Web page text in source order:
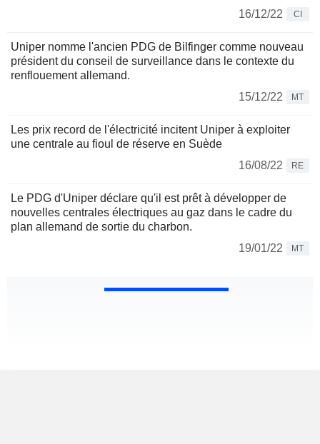
16/12/22
CI
Uniper nomme l'ancien PDG de Bilfinger comme nouveau
président du conseil de surveillance dans le contexte du
renflouement allemand.
15/12/22
MT
Les prix record de l'électricité incitent Uniper à exploiter
une centrale au fioul de réserve en Suède
16/08/22
RE
Le PDG d'Uniper déclare qu'il est prêt à développer de
nouvelles centrales électriques au gaz dans le cadre du
plan allemand de sortie du charbon.
19/01/22
MT